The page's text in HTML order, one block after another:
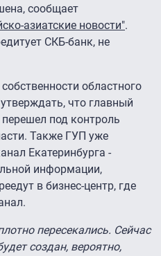
сообщает
азиатские новости".
СКБ-банк, не
областного
что главный
под контроль
Также ГУП уже
Екатеринбурга -
информации,
в бизнес-центр, где
пересекались. Сейчас
создан, вероятно,